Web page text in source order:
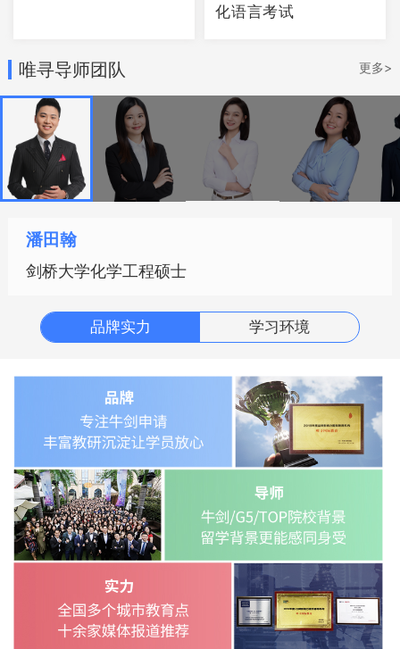
化语言考试
唯寻导师团队 更多>
潘田翰
剑桥大学化学工程硕士
品牌实力 学习环境